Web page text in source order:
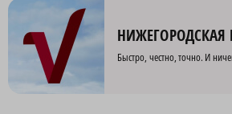
НИЖЕГОРОДСКАЯ
Быстро, честно, точно. И